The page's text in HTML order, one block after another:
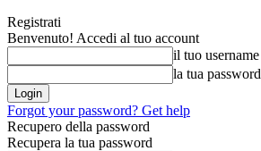
Registrati
Benvenuto! Accedi al tuo account
il tuo username
la tua password
Forgot your password? Get help
Recupero della password
Recupera la tua password